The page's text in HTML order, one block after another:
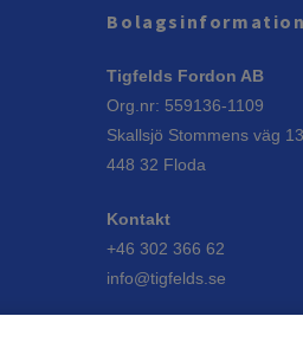
Bolagsinformation
Tigfelds Fordon AB
Org.nr: 559136-1109
Skallsjö Stommens väg 13
448 32 Floda
Kontakt
+46 302 366 62
info@tigfelds.se